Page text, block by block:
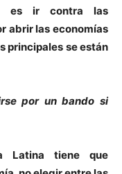
es ir contra las
abrir las economías
principales se están
por un bando si
Latina tiene que